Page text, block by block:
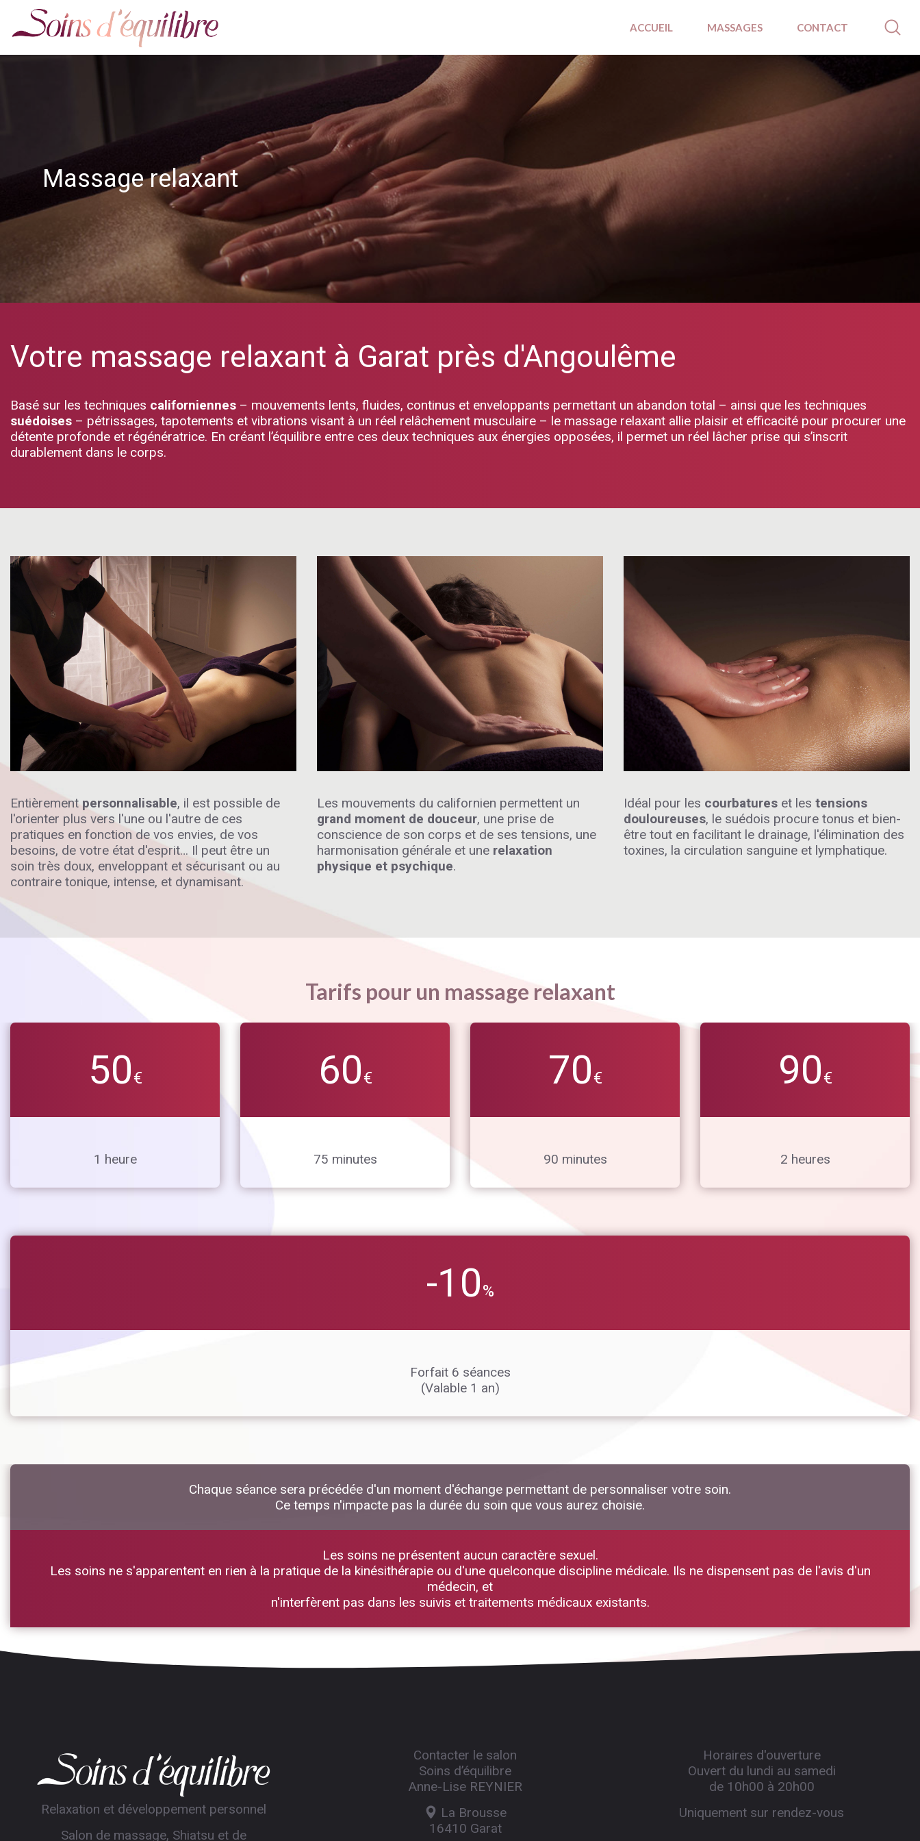
ACCUEIL MASSAGES CONTACT
Massage relaxant
Votre massage relaxant à Garat près d'Angoulême
Basé sur les techniques californiennes – mouvements lents, fluides, continus et enveloppants permettant un abandon total – ainsi que les techniques
suédoises – pétrissages, tapotements et vibrations visant à un réel relâchement musculaire – le massage relaxant allie plaisir et efficacité pour procurer une
détente profonde et régénératrice. En créant l’équilibre entre ces deux techniques aux énergies opposées, il permet un réel lâcher prise qui s’inscrit
durablement dans le corps.
Entièrement personnalisable, il est possible de
l'orienter plus vers l'une ou l'autre de ces
pratiques en fonction de vos envies, de vos
besoins, de votre état d'esprit… Il peut être un
soin très doux, enveloppant et sécurisant ou au
contraire tonique, intense, et dynamisant.
Les mouvements du californien permettent un
grand moment de douceur, une prise de
conscience de son corps et de ses tensions, une
harmonisation générale et une relaxation
physique et psychique.
Idéal pour les courbatures et les tensions
douloureuses, le suédois procure tonus et bien-
être tout en facilitant le drainage, l'élimination des
toxines, la circulation sanguine et lymphatique.
Tarifs pour un massage relaxant
50€
1 heure
60€
75 minutes
70€
90 minutes
90€
2 heures
-10%
Forfait 6 séances
(Valable 1 an)
Chaque séance sera précédée d'un moment d'échange permettant de personnaliser votre soin.
Ce temps n'impacte pas la durée du soin que vous aurez choisie.
Les soins ne présentent aucun caractère sexuel.
Les soins ne s'apparentent en rien à la pratique de la kinésithérapie ou d'une quelconque discipline médicale. Ils ne dispensent pas de l'avis d'un
médecin, et
n'interfèrent pas dans les suivis et traitements médicaux existants.
Relaxation et développement personnel
Salon de massage, Shiatsu et de
Contacter le salon
Soins d’équilibre
Anne-Lise REYNIER
La Brousse
16410 Garat
Horaires d'ouverture
Ouvert du lundi au samedi
de 10h00 à 20h00
Uniquement sur rendez-vous